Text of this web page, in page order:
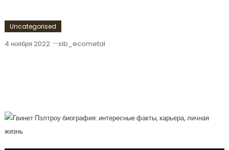
Uncategorised
4 ноября 2022 sib_ecometal